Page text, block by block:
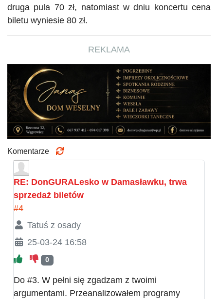
druga pula 70 zł, natomiast w dniu koncertu cena
biletu wyniesie 80 zł.
REKLAMA
Komentarze
RE: DonGURALesko w Damasławku, trwa
sprzedaż biletów
#4
Tatuś z osady
25-03-24 16:58
0
Do #3. W pełni się zgadzam z twoimi
argumentami. Przeanalizowałem programy